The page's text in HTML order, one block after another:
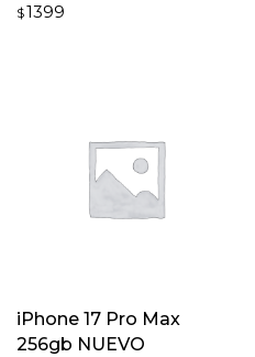
$1399
iPhone 17 Pro Max
256gb NUEVO